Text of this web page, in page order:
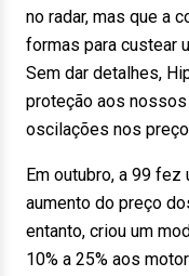
no radar, mas que a
formas para custear
Sem dar detalhes,
proteção aos
oscilações nos
Em outubro, a 99
aumento do preço
entanto, criou um
10% a 25% aos